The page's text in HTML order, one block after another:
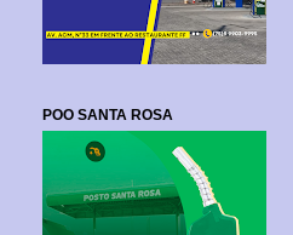
POO SANTA ROSA